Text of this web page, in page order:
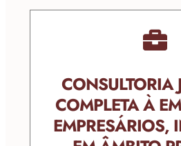
CONSULTORIA
COMPLETA À
EMPRESÁRIOS,